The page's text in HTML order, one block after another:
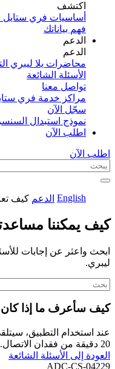
اكتشف​
أساسيات فري ستايل
فهم بياناتك
الدعم
الدعم
محاضرات يلا ليبري
الأسئلة الشائعة
تواصل معنا
مراكز خدمة فري
سجّل الآن​
نموذج استبدال السنسر
اطلب الآن
اطلب الآن
English الدعم كيف
كيف يمكننا
ابحث واعثر عن إجابات
ليبري.
كيف سأعرف ما إذا كان
عند استخدام التطبيق،
20 دقيقة من فقدان الاتصال.
العودة إلى الأسئلة الشائعة
ADC-CS-04229